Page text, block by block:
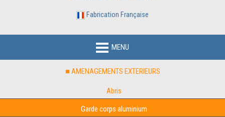
Fabrication Française
MENU
■ AMENAGEMENTS EXTERIEURS
Abris
Garde corps aluminium